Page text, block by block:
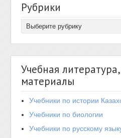
Рубрики
Учебная
материалы
Учебники по истории
Учебники по биологии
Учебники по русскому